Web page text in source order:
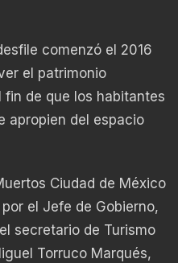
comenzó el 2016
el patrimonio
de que los habitantes
apropien del espacio
Ciudad de México
el Jefe de Gobierno,
secretario de Turismo
Torruco Marqués,